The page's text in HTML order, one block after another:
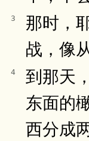
3
那时，
战，像
4
到那天
东面的
西分成